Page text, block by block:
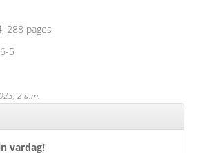
288 pages
5
2 a.m.
vardag!